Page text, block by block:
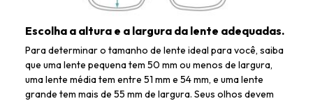
Escolha a altura e a largura da lente adequadas.
Para determinar o tamanho de lente ideal para você, saiba
que uma lente pequena tem 50 mm ou menos de largura,
uma lente média tem entre 51 mm e 54 mm, e uma lente
grande tem mais de 55 mm de largura. Seus olhos devem